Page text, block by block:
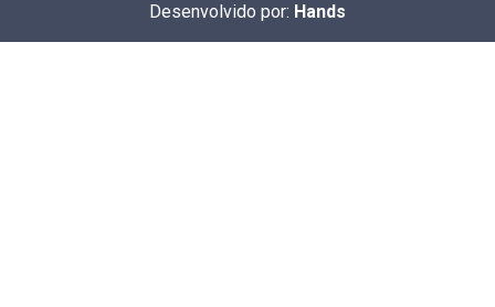
Desenvolvido por: Hands